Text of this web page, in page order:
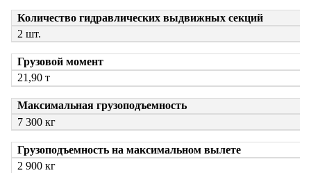
Количество гидравлических выдвижных секций
2 шт.
Грузовой момент
21,90 т
Максимальная грузоподъемность
7 300 кг
Грузоподъемность на максимальном вылете
2 900 кг